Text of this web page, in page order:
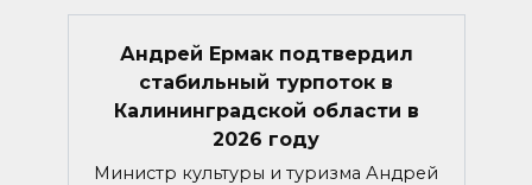
Андрей Ермак подтвердил
стабильный турпоток в
Калининградской области в
2026 году
Министр культуры и туризма Андрей